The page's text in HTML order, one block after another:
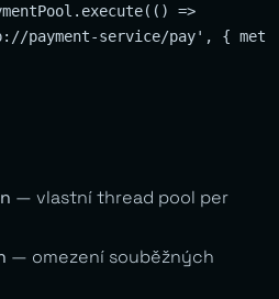
=>
payment-service/pay', {
— vlastní thread pool per
— omezení souběžných